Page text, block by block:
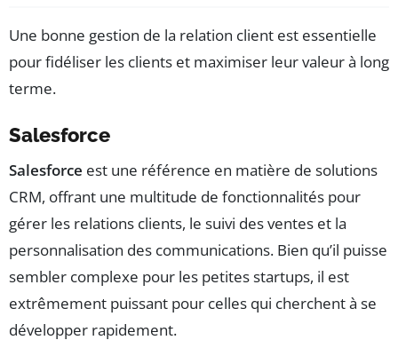
Une bonne gestion de la relation client est essentielle
pour fidéliser les clients et maximiser leur valeur à long
terme.
Salesforce
Salesforce est une référence en matière de solutions
CRM, offrant une multitude de fonctionnalités pour
gérer les relations clients, le suivi des ventes et la
personnalisation des communications. Bien qu’il puisse
sembler complexe pour les petites startups, il est
extrêmement puissant pour celles qui cherchent à se
développer rapidement.